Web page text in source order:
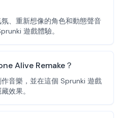
、重新想像的角色和動態聲音
遊戲體驗。
Alive Remake？
音樂，並在這個 Sprunki 遊戲
效果。